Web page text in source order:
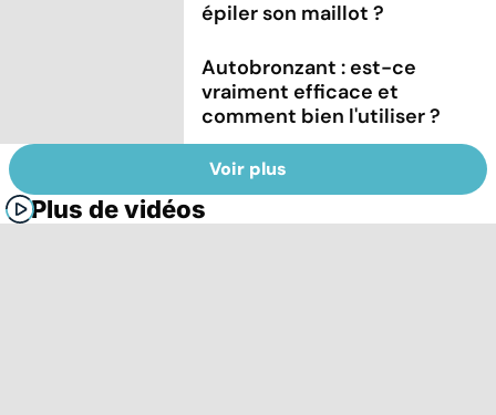
épiler son maillot ?
Autobronzant : est-ce
vraiment efficace et
comment bien l'utiliser ?
Voir plus
Plus de vidéos